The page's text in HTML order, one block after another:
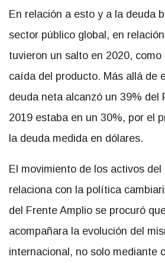
En relación a esto y a la deuda
sector público global, en
tuvieron un salto en 2020,
caída del producto. Más allá de
deuda neta alcanzó un 39% del
2019 estaba en un 30%, por el
la deuda medida en dólares.
El movimiento de los activos
relaciona con la política
del Frente Amplio se procuró
acompañara la evolución del
internacional, no solo mediante